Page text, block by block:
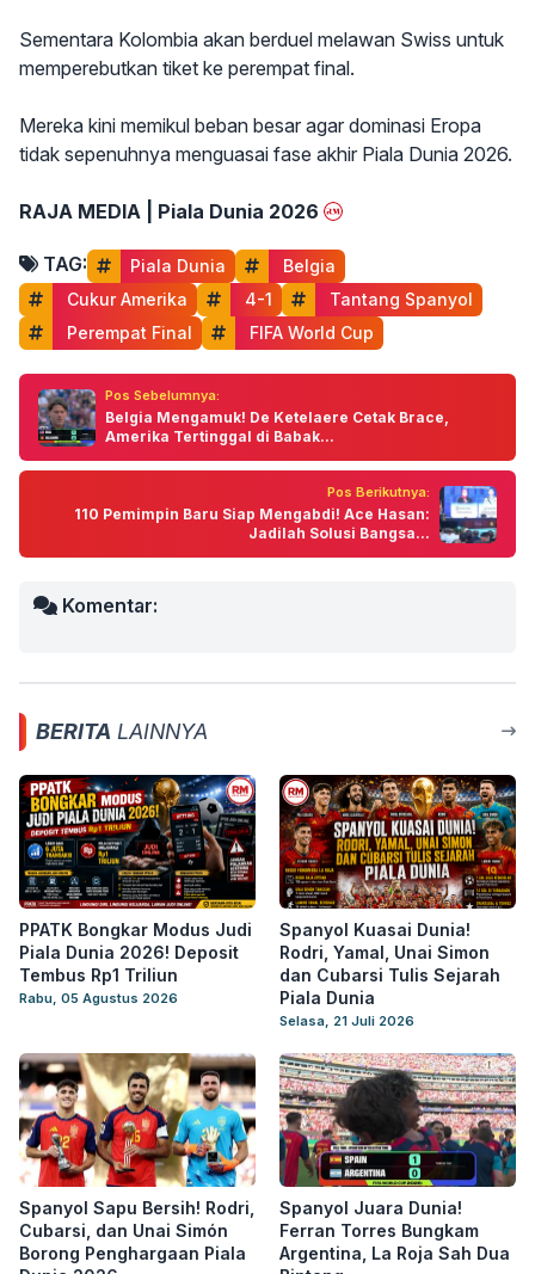
Sementara Kolombia akan berduel melawan Swiss untuk
memperebutkan tiket ke perempat final.
Mereka kini memikul beban besar agar dominasi Eropa
tidak sepenuhnya menguasai fase akhir Piala Dunia 2026.
RAJA MEDIA | Piala Dunia 2026
TAG: Piala Dunia
Belgia
Cukur Amerika
4-1
Tantang Spanyol
Perempat Final
FIFA World Cup
Pos Sebelumnya:
Belgia Mengamuk! De Ketelaere Cetak Brace,
Amerika Tertinggal di Babak...
Pos Berikutnya:
110 Pemimpin Baru Siap Mengabdi! Ace Hasan:
Jadilah Solusi Bangsa...
Komentar:
BERITA LAINNYA
PPATK Bongkar Modus Judi
Piala Dunia 2026! Deposit
Tembus Rp1 Triliun
Rabu, 05 Agustus 2026
Spanyol Kuasai Dunia!
Rodri, Yamal, Unai Simon
dan Cubarsi Tulis Sejarah
Piala Dunia
Selasa, 21 Juli 2026
Spanyol Sapu Bersih! Rodri,
Cubarsi, dan Unai Simón
Borong Penghargaan Piala
Spanyol Juara Dunia!
Ferran Torres Bungkam
Argentina, La Roja Sah Dua